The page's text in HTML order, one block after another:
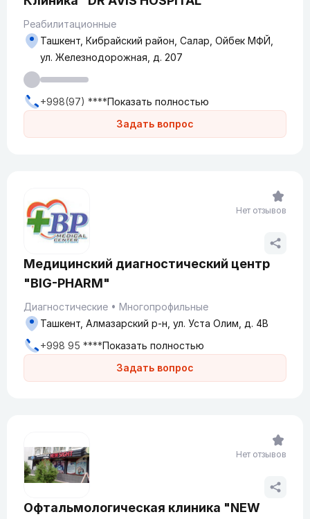
Реабилитационные
Задать вопрос
Ташкент, Кибрайский район, Салар, Ойбек МФЙ,
ул. Железнодорожная, д. 207
+998(97) ****Показать полностью
Медицинский диагностический центр
"BIG-PHARM"
Диагностические Многопрофильные
Задать вопрос
Ташкент, Алмазарский р-н, ул. Уста Олим, д. 4В
+998 95 ****Показать полностью
Нет отзывов
Офтальмологическая клиника "NEW
Нет отзывов